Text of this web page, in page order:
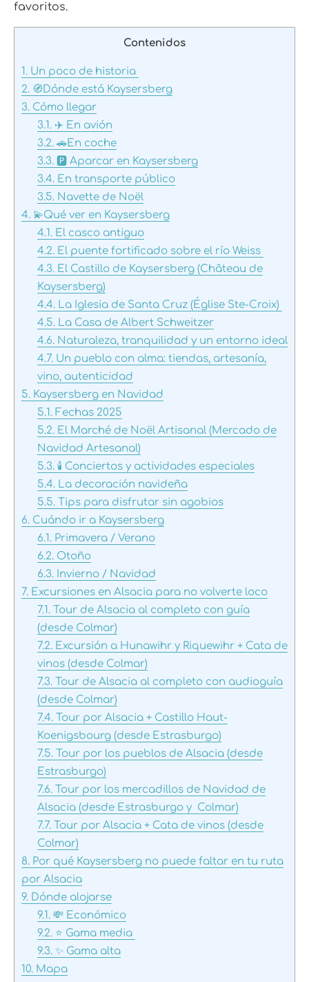
favoritos.
Contenidos
1. Un poco de historia
2. 🧭Dónde está Kaysersberg
3. Cómo llegar
3.1.✈️ En avión
3.2.🚗En coche
3.3.🅿️ Aparcar en Kaysersberg
3.4.En transporte público
3.5.Navette de Noël
4. 💫Qué ver en Kaysersberg
4.1.El casco antiguo
4.2.El puente fortificado sobre el río Weiss
4.3.El Castillo de Kaysersberg (Château de
Kaysersberg)
4.4.La Iglesia de Santa Cruz (Église Ste-Croix)
4.5.La Casa de Albert Schweitzer
4.6.Naturaleza, tranquilidad y un entorno ideal
4.7.Un pueblo con alma: tiendas, artesanía,
vino, autenticidad
5. Kaysersberg en Navidad
5.1.Fechas 2025
5.2.El Marché de Noël Artisanal (Mercado de
Navidad Artesanal)
5.3.🕯️ Conciertos y actividades especiales
5.4.La decoración navideña
5.5.Tips para disfrutar sin agobios
6. Cuándo ir a Kaysersberg
6.1.Primavera / Verano
6.2.Otoño
6.3.Invierno / Navidad
7. Excursiones en Alsacia para no volverte loco
7.1.Tour de Alsacia al completo con guía
(desde Colmar)
7.2.Excursión a Hunawihr y Riquewihr + Cata de
vinos (desde Colmar)
7.3.Tour de Alsacia al completo con audioguía
(desde Colmar)
7.4.Tour por Alsacia + Castillo Haut-
Koenigsbourg (desde Estrasburgo)
7.5.Tour por los pueblos de Alsacia (desde
Estrasburgo)
7.6.Tour por los mercadillos de Navidad de
Alsacia (desde Estrasburgo y Colmar)
7.7.Tour por Alsacia + Cata de vinos (desde
Colmar)
8. Por qué Kaysersberg no puede faltar en tu ruta
por Alsacia
9. Dónde alojarse
9.1.💸 Económico
9.2.⭐ Gama media
9.3.✨ Gama alta
10. Mapa